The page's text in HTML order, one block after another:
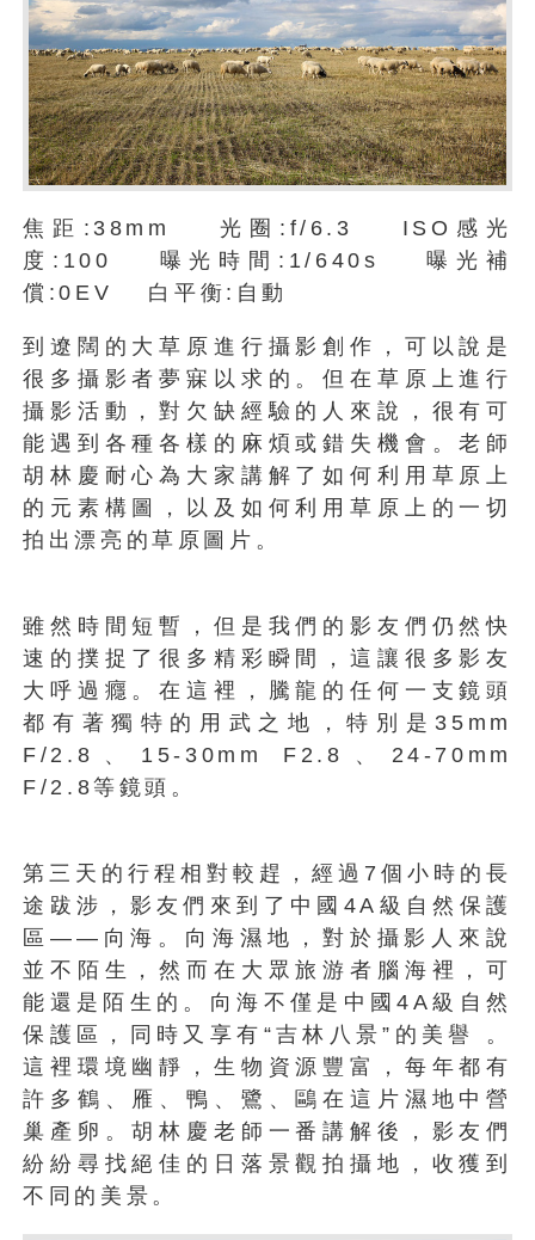
焦距:38mm 光圈:f/6.3 ISO感光
度:100 曝光時間:1/640s 曝光補
償:0EV 白平衡:自動
到遼闊的大草原進行攝影創作，可以說是
很多攝影者夢寐以求的。但在草原上進行
攝影活動，對欠缺經驗的人來說，很有可
能遇到各種各樣的麻煩或錯失機會。老師
胡林慶耐心為大家講解了如何利用草原上
的元素構圖，以及如何利用草原上的一切
拍出漂亮的草原圖片。
雖然時間短暫，但是我們的影友們仍然快
速的撲捉了很多精彩瞬間，這讓很多影友
大呼過癮。在這裡，騰龍的任何一支鏡頭
都有著獨特的用武之地，特別是35mm
F/2.8、15-30mm F2.8、24-70mm
F/2.8等鏡頭。
第三天的行程相對較趕，經過7個小時的長
途跋涉，影友們來到了中國4A級自然保護
區——向海。向海濕地，對於攝影人來說
並不陌生，然而在大眾旅游者腦海裡，可
能還是陌生的。向海不僅是中國4A級自然
保護區，同時又享有“吉林八景”的美譽 。
這裡環境幽靜，生物資源豐富，每年都有
許多鶴、雁、鴨、鷺、鷗在這片濕地中營
巢產卵。胡林慶老師一番講解後，影友們
紛紛尋找絕佳的日落景觀拍攝地，收獲到
不同的美景。